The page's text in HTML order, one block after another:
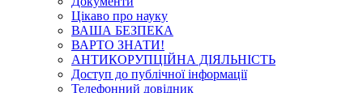
Цікаво про науку
ВАША БЕЗПЕКА
ВАРТО ЗНАТИ!
АНТИКОРУПЦІЙНА ДІЯЛЬНІСТЬ
Доступ до публічної інформації
Телефонний довідник